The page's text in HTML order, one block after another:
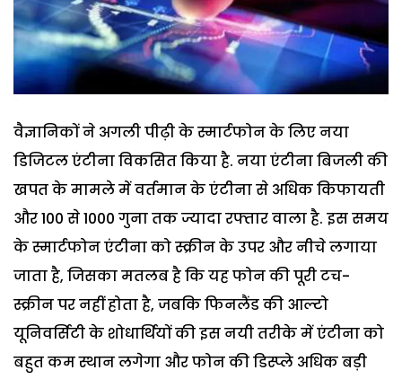
वैज्ञानिकों ने अगली पीढ़ी के स्मार्टफोन के लिए नया
डिजिटल एंटीना विकसित किया है. नया एंटीना बिजली की
खपत के मामले में वर्तमान के एंटीना से अधिक किफायती
और 100 से 1000 गुना तक ज्यादा रफ्तार वाला है. इस समय
के स्मार्टफोन एंटीना को स्क्रीन के उपर और नीचे लगाया
जाता है, जिसका मतलब है कि यह फोन की पूरी टच-
स्क्रीन पर नहीं होता है, जबकि फिनलैंड की आल्टो
यूनिवर्सिटी के शोधार्थियों की इस नयी तरीके में एंटीना को
बहुत कम स्थान लगेगा और फोन की डिस्प्ले अधिक बड़ी